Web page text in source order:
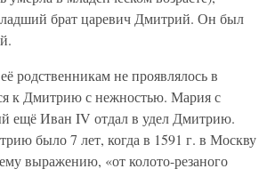
брат царевич Дмитрий. Он был
родственникам не проявлялось в
к Дмитрию с нежностью. Мария с
ещё Иван IV отдал в удел Дмитрию.
было 7 лет, когда в 1591 г. в Москву
выражению, «от колото-резаного